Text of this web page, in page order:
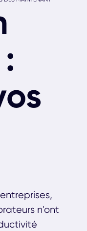
n'ont